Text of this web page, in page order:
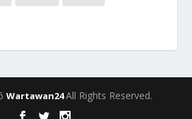
Wartawan24All Rights Reserved.